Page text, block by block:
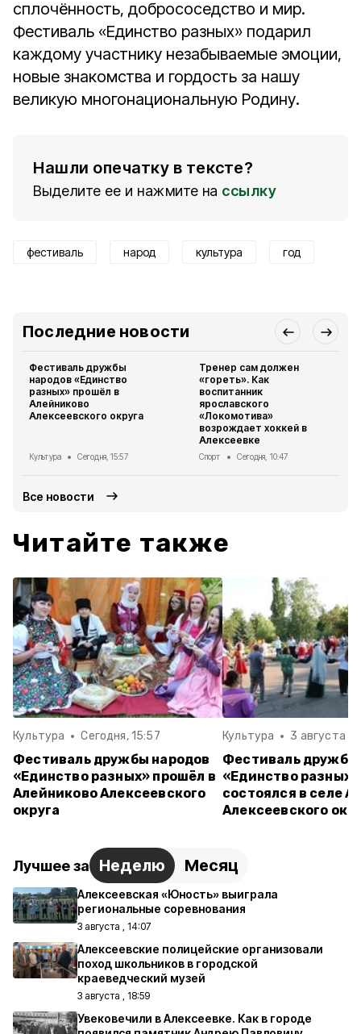
сплочённость, добрососедство и мир.
Фестиваль «Единство разных» подарил
каждому участнику незабываемые эмоции,
новые знакомства и гордость за нашу
великую многонациональную Родину.
Нашли опечатку в тексте?
Выделите ее и нажмите на ссылку
фестиваль народ культура год
Последние новости
Фестиваль дружбы
народов «Единство
разных» прошёл в
Алейниково
Алексеевского округа
Культура Сегодня, 15:57
Тренер сам должен
«гореть». Как
воспитанник
ярославского
«Локомотива»
возрождает хоккей в
Алексеевке
Спорт Сегодня, 10:47
Все новости
Читайте также
Культура Сегодня, 15:57
Фестиваль дружбы народов
«Единство разных» прошёл в
Алейниково Алексеевского
округа
Культура 3 августа ,
Фестиваль дружбы
«Единство разных»
состоялся в селе
Алексеевского
Лучшее за Неделю Месяц
Алексеевская «Юность» выиграла
региональные соревнования
3 августа , 14:07
Алексеевские полицейские организовали
поход школьников в городской
краеведческий музей
3 августа , 18:59
Увековечили в Алексеевке. Как в городе